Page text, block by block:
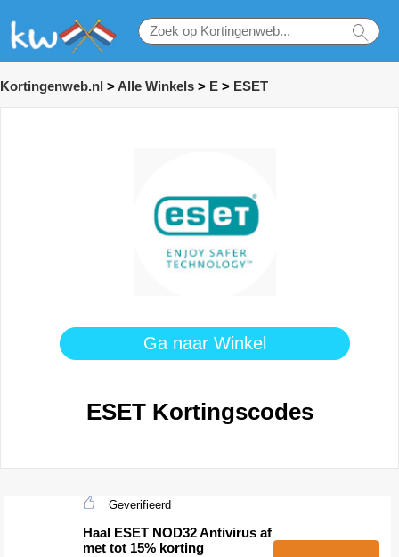
Kortingenweb.nl > Alle Winkels > E > ESET
Ga naar Winkel
ESET Kortingscodes
Geverifieerd
Haal ESET NOD32 Antivirus af
met tot 15% korting